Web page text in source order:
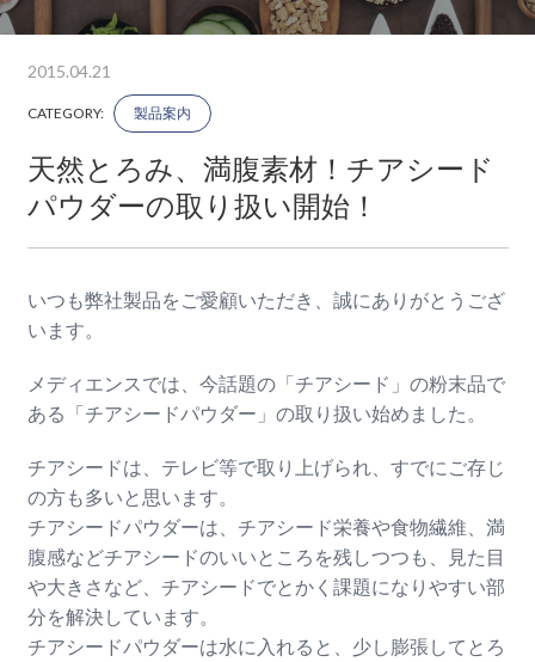
2015.04.21
CATEGORY: 製品案内
天然とろみ、満腹素材！チアシード
パウダーの取り扱い開始！
いつも弊社製品をご愛顧いただき、誠にありがとうござ
います。
メディエンスでは、今話題の「チアシード」の粉末品で
ある「チアシードパウダー」の取り扱い始めました。
チアシードは、テレビ等で取り上げられ、すでにご存じ
の方も多いと思います。
チアシードパウダーは、チアシード栄養や食物繊維、満
腹感などチアシードのいいところを残しつつも、見た目
や大きさなど、チアシードでとかく課題になりやすい部
分を解決しています。
チアシードパウダーは水に入れると、少し膨張してとろ